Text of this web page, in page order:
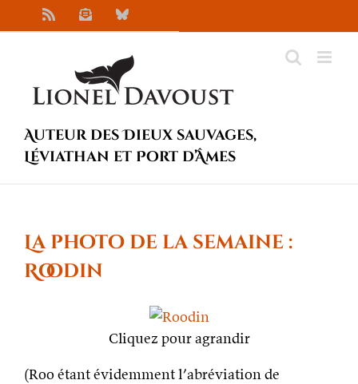
au
NewsletterBluesky
Auteur des Dieux sauvages,
Léviathan et Port d’Âmes
La photo de la semaine :
Roodin
Cliquez pour agrandir
(Roo étant évidemment l’abréviation de